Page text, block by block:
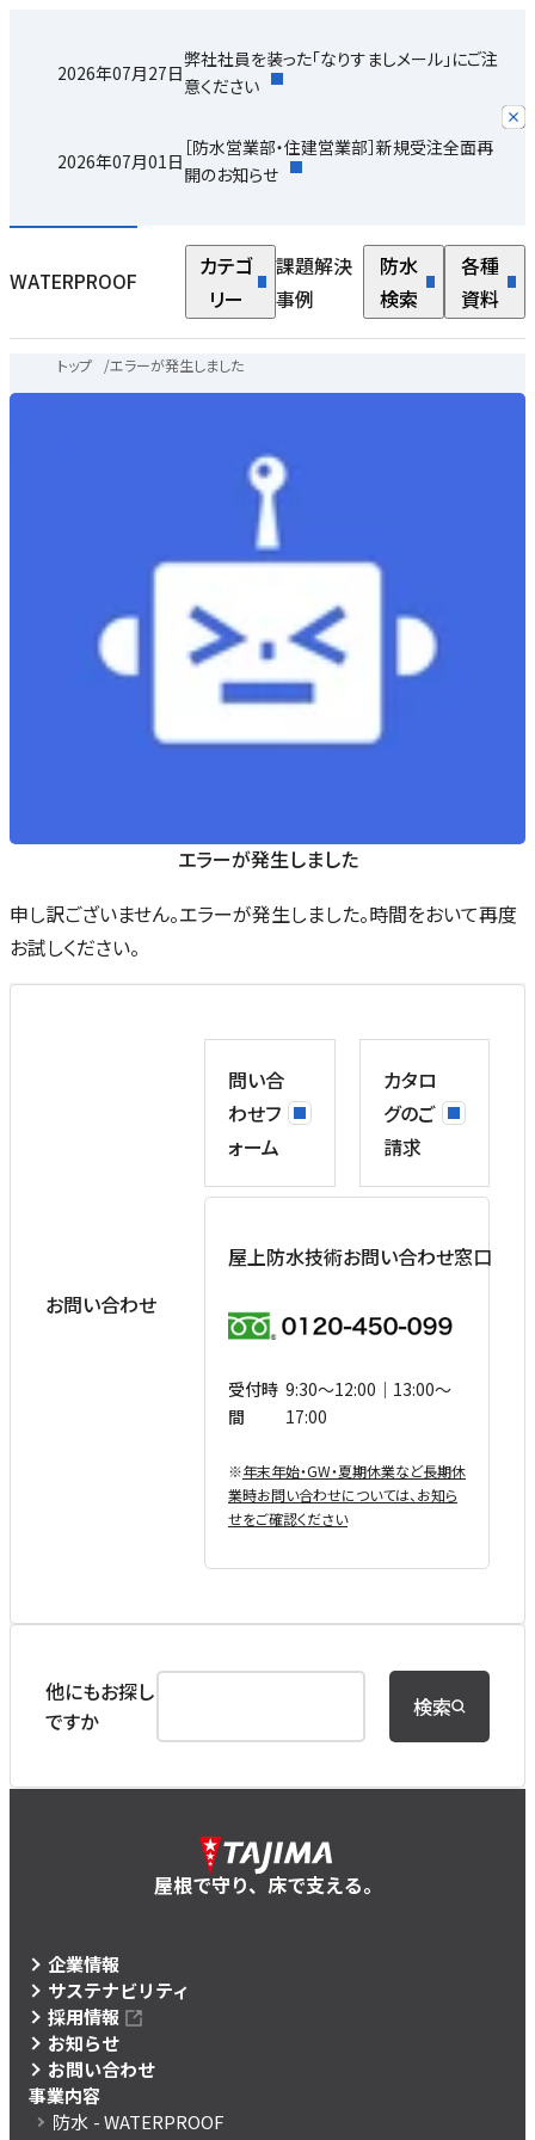
2026年07月27日
弊社社員を装った「なりすましメール」にご注
意ください
2026年07月01日
［防水営業部・住建営業部］新規受注全面再
開のお知らせ
WATERPROOF
カテゴ
リー
課題解決
事例
防水
検索
各種
資料
トップ /エラーが発生しました
エラーが発生しました
申し訳ございません。エラーが発生しました。時間をおいて再度
お試しください。
お問い合わせ
問い合
わせフ
ォーム
カタロ
グのご
請求
屋上防水技術お問い合わせ窓口
受付時
間
9:30〜12:00｜13:00〜
17:00
※年末年始・GW・夏期休業など⻑期休
業時お問い合わせについては、お知ら
せをご確認ください
他にもお探し
ですか
検索
屋根で守り、床で支える。
企業情報
サステナビリティ
採用情報
お知らせ
お問い合わせ
事業内容
防水 - WATERPROOF